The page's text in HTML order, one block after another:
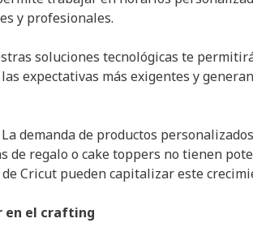
y profesionales.
soluciones tecnológicas te
expectativas más exigentes y
La demanda de productos
de regalo o cake toppers no tienen
Cricut pueden capitalizar este
en el crafting